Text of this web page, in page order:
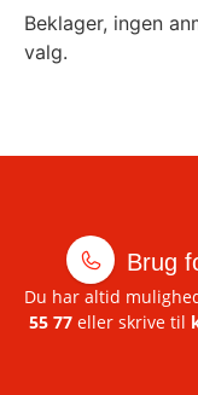
Beklager, ingen
valg.
Brug
Du har altid
55 77 eller skrive til